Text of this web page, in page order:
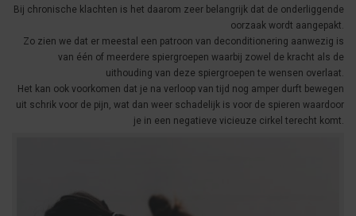
Bij chronische klachten is het daarom zeer belangrijk dat de onderliggende
oorzaak wordt aangepakt.
Zo zien we dat er meestal een patroon van deconditionering aanwezig is
van één of meerdere spiergroepen waarbij zowel de kracht als de
uithouding van deze spiergroepen te wensen overlaat.
Het kan ook voorkomen dat je na verloop van tijd nog amper durft bewegen
uit schrik voor de pijn, wat dan weer schadelijk is voor de spieren waardoor
je in een negatieve vicieuze cirkel terecht komt.